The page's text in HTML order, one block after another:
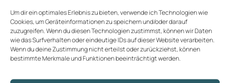
Um dir ein optimales Erlebnis zu bieten, verwende ich Technologien wie
Cookies, um Geräteinformationen zu speichern und/oder darauf
zuzugreifen. Wenn du diesen Technologien zustimmst, können wir Daten
wie das Surfverhalten oder eindeutige IDs auf dieser Website verarbeiten.
Wenn du deine Zustimmung nicht erteilst oder zurückziehst, können
bestimmte Merkmale und Funktionen beeinträchtigt werden.
Schreibe einen Kommentar
Deine E-Mail-Adresse wird nicht veröffentlicht.
Erforderliche Felder sind mit*markiert